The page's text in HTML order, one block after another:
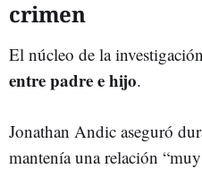
crimen
El núcleo de la
entre padre e hijo.
Jonathan Andic aseguró
mantenía una relación